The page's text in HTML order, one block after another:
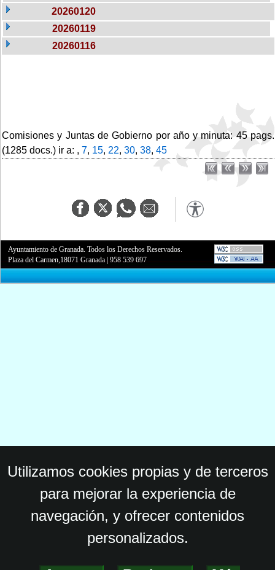
20260120
20260119
20260116
Comisiones y Juntas de Gobierno por año y minuta: 45 pags.
(1285 docs.) ir a: , 7, 15, 22, 30, 38, 45
Ayuntamiento de Granada. Todos los Derechos Reservados.
Plaza del Carmen,18071 Granada |958 539 697
Utilizamos cookies propias y de terceros
para mejorar la experiencia de
navegación, y ofrecer contenidos
personalizados.